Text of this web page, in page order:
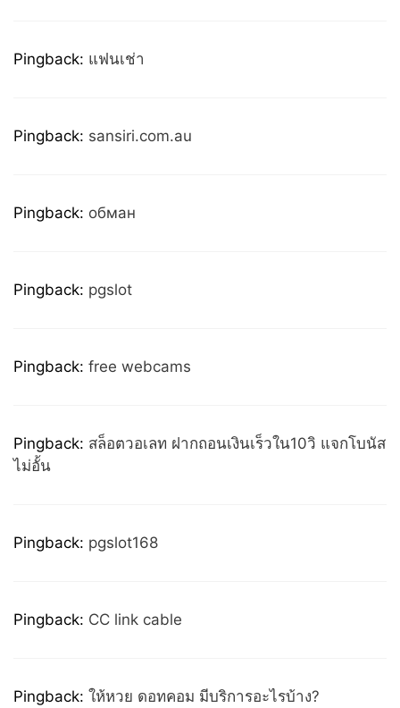
Pingback: แฟนเช่า
Pingback: sansiri.com.au
Pingback: обман
Pingback: pgslot
Pingback: free webcams
Pingback: สล็อตวอเลท ฝากถอนเงินเร็วใน10วิ แจกโบนัส
ไม่อั้น
Pingback: pgslot168
Pingback: CC link cable
Pingback: ให้หวย ดอทคอม มีบริการอะไรบ้าง?